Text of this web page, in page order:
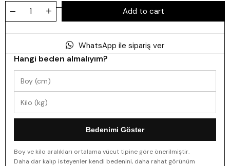
WhatsApp ile sipariş ver
Hangi beden almalıyım?
Bedenimi Göster
Boy ve kilo aralıkları ortalama vücut tipine göre önerilmiştir.
Daha dar kalıp isteyenler kendi bedenini, daha rahat görünüm